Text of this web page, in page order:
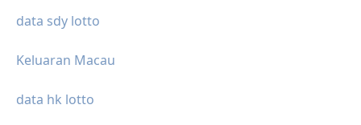
data sdy lotto
Keluaran Macau
data hk lotto